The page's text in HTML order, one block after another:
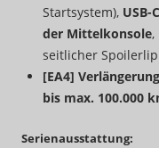
Startsystem), USB-
der Mittelkonsole
seitlicher
[EA4]
bis max. 100.000
Serienausstattung: